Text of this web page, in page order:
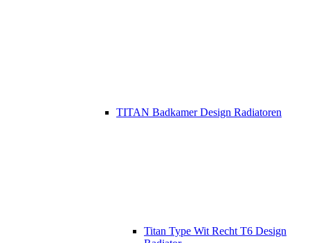
TITAN Badkamer Design Radiatoren
Titan Type Wit Recht T6 Design